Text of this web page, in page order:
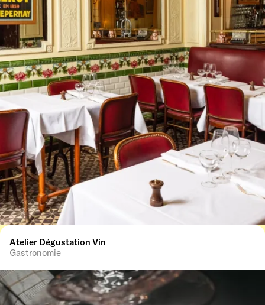
Atelier Dégustation Vin
Gastronomie